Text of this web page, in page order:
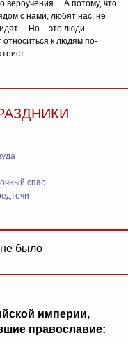
вероучения… А потому, что
с нами, любят нас, не
Но – это люди…
относиться к людям по-
спас
не было
империи,
православие: